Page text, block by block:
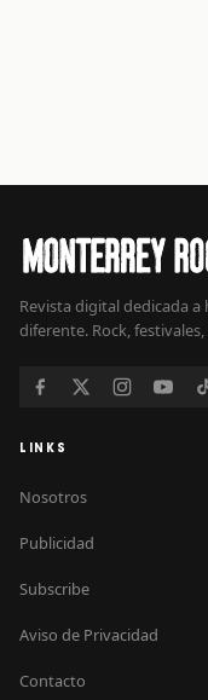
Revista digital dedicada
diferente. Rock,
LINKS
Nosotros
Publicidad
Subscribe
Aviso de Privacidad
Contacto